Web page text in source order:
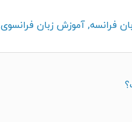
فرانسه,آموزش زبان فرانسوی